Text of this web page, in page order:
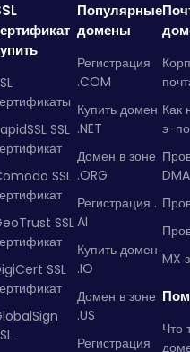
SSL
SSL
SSL
SSL
Популярные
домены
Регистрация
.COM
Купить домен
.NET
Домен в зоне
.ORG
Регистрация .
AI
Купить домен
.IO
Домен в зоне
.US
Регистрация
Как
э-
MX
Что